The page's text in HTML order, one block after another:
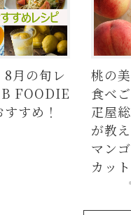
むき方と
日本橋 千
のプロ
【基
しの
120%
水か
をか
解！